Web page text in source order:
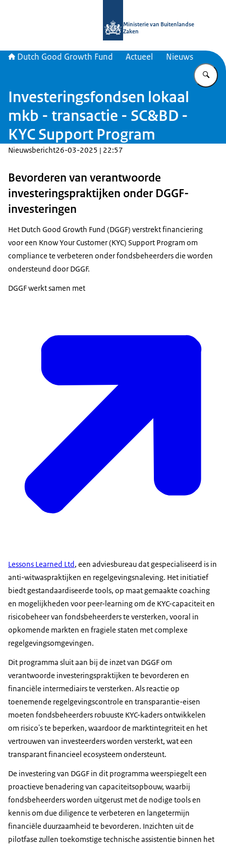
Ministerie van Buitenlandse
Zaken
Dutch Good Growth Fund Actueel Nieuws
Investeringsfondsen lokaal
mkb - transactie - SC&BD -
KYC Support Program
Nieuwsbericht26-03-2025 | 22:57
Bevorderen van verantwoorde
investeringspraktijken onder DGGF-
investeringen
Het Dutch Good Growth Fund (DGGF) verstrekt financiering
voor een Know Your Customer (KYC) Support Program om
compliance te verbeteren onder fondsbeheerders die worden
ondersteund door DGGF.
DGGF werkt samen met
Lessons Learned Ltd, een adviesbureau dat gespecialiseerd is in
anti-witwaspraktijken en regelgevingsnaleving. Het initiatief
biedt gestandaardiseerde tools, op maat gemaakte coaching
en mogelijkheden voor peer-learning om de KYC-capaciteit en
risicobeheer van fondsbeheerders te versterken, vooral in
opkomende markten en fragiele staten met complexe
regelgevingsomgevingen.
Dit programma sluit aan bij de inzet van DGGF om
verantwoorde investeringspraktijken te bevorderen en
financiële intermediairs te versterken. Als reactie op
toenemende regelgevingscontrole en transparantie-eisen
moeten fondsbeheerders robuuste KYC-kaders ontwikkelen
om risico's te beperken, waardoor de marktintegriteit en het
vertrouwen van investeerders worden versterkt, wat een
transparant financieel ecosysteem ondersteunt.
De investering van DGGF in dit programma weerspiegelt een
proactieve benadering van capaciteitsopbouw, waarbij
fondsbeheerders worden uitgerust met de nodige tools en
kennis om due diligence te verbeteren en langetermijn
financiële duurzaamheid te bevorderen. Inzichten uit de
pilotfase zullen toekomstige technische assistentie binnen het